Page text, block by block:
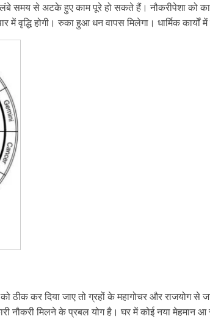
समय से अटके हुए काम पूरे हो सकते हैं। नौकरीपेशा को
में वृद्धि होगी। रुका हुआ धन वापस मिलेगा। धार्मिक कार्यों
ठीक कर दिया जाए तो ग्रहों के महागोचर और राजयोग से
नौकरी मिलने के प्रबल योग है। घर में कोई नया मेहमान